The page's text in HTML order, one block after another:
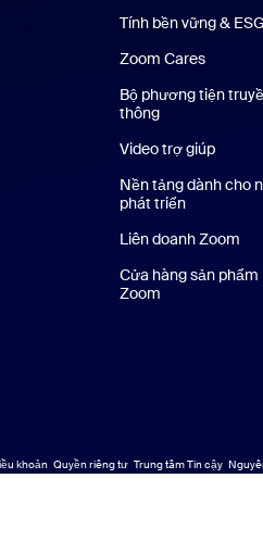
Tính bền vững & ESG
Zoom Cares
Bộ phương tiện
thông
Video trợ giúp
Nền tảng dành cho
phát triển
Liên doanh Zoom
Cửa hàng sản phẩm
Zoom
khoản Quyền riêng tư Trung tâm Tin cậy